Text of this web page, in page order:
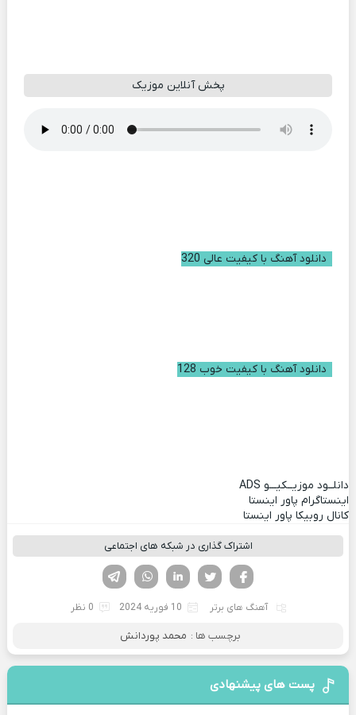
پخش آنلاین موزیک
دانلود آهنگ با کیفیت عالی 320
دانلود آهنگ با کیفیت خوب 128
دانلــود موزیــکیـــو ADS
اینستاگرام پاور اینستا
کانال روبیکا پاور اینستا
اشتراک گذاری در شبکه های اجتماعی
لینکدین تویتر
فیسوک
آهنگ های برتر 10 فوریه 2024 0 نظر
برچسب ها : محمد پوردانش
پست های پیشنهادی